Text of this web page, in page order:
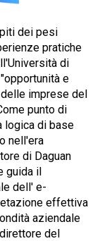
dei pesi
pratiche
di
e
imprese del
punto di
logica di base
nell'era
di Daguan
guida il
dell' e-
effettiva
aziendale
del